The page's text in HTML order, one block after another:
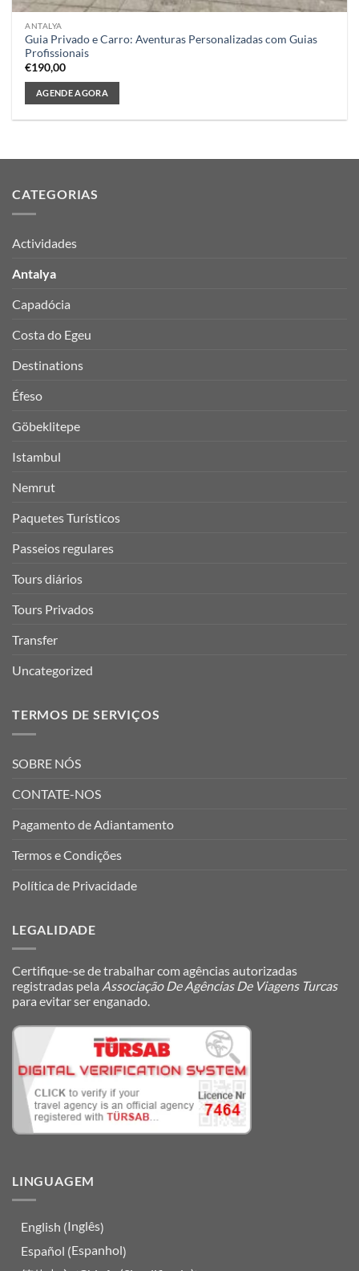
ANTALYA
Guia Privado e Carro: Aventuras Personalizadas com Guias
Profissionais
€190,00
AGENDE AGORA
CATEGORIAS
Actividades
Antalya
Capadócia
Costa do Egeu
Destinations
Éfeso
Göbeklitepe
Istambul
Nemrut
Paquetes Turísticos
Passeios regulares
Tours diários
Tours Privados
Transfer
Uncategorized
TERMOS DE SERVIÇOS
SOBRE NÓS
CONTATE-NOS
Pagamento de Adiantamento
Termos e Condições
Política de Privacidade
LEGALIDADE
Certifique-se de trabalhar com agências autorizadas
registradas pela Associação De Agências De Viagens Turcas
para evitar ser enganado.
LINGUAGEM
English (Inglês)
Español (Espanhol)